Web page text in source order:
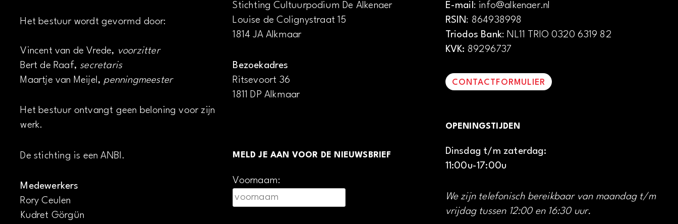
Het bestuur wordt gevormd door:
Vincent van de Vrede, voorzitter
Bert de Raaf, secretaris
Maartje van Meijel, penningmeester
Het bestuur ontvangt geen beloning voor zijn
werk.
De stichting is een ANBI.
Medewerkers
Rory Ceulen
Kudret Görgün
Stichting Cultuurpodium De Alkenaer
Louise de Colignystraat 15
1814 JA Alkmaar
Bezoekadres
Ritsevoort 36
1811 DP Alkmaar
MELD JE AAN VOOR DE NIEUWSBRIEF
Voornaam:
E-mail: info@alkenaer.nl
RSIN: 864938998
Triodos Bank: NL11 TRIO 0320 6319 82
KVK: 89296737
CONTACTFORMULIER
OPENINGSTIJDEN
Dinsdag t/m zaterdag:
11:00u-17:00u
We zijn telefonisch bereikbaar van maandag t/m
vrijdag tussen 12:00 en 16:30 uur.